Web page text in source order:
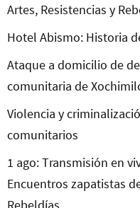
Artes, Resistencias y
Hotel Abismo: Historia
Ataque a domicilio de
comunitaria de
Violencia y
comunitarios
1 ago: Transmisión en
Encuentros zapatistas